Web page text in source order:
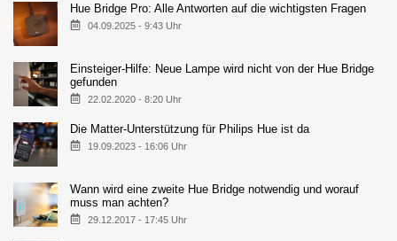
Hue Bridge Pro: Alle Antworten auf die wichtigsten Fragen
04.09.2025 - 9:43 Uhr
Einsteiger-Hilfe: Neue Lampe wird nicht von der Hue Bridge
gefunden
22.02.2020 - 8:20 Uhr
Die Matter-Unterstützung für Philips Hue ist da
19.09.2023 - 16:06 Uhr
Wann wird eine zweite Hue Bridge notwendig und worauf
muss man achten?
29.12.2017 - 17:45 Uhr